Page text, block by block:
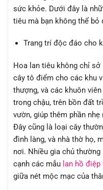
sức khỏe. Dưới đây là
tiêu mà bạn không thể bỏ
Trang trí độc đáo cho
Hoa lan tiêu không chỉ
cây tô điểm cho các khu
thượng, và các khuôn
trong chậu, trên bồn đất
vườn, giúp thêm phần
Đây cũng là loại cây
đình làng, và nhà thờ họ,
nơi. Nhiều gia chủ
cạnh các mẫu lan hồ điệp
giữa nét mộc mạc của